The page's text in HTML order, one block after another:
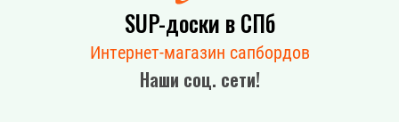
SUP-доски в СПб
Интернет-магазин сапбордов
Наши соц. сети!